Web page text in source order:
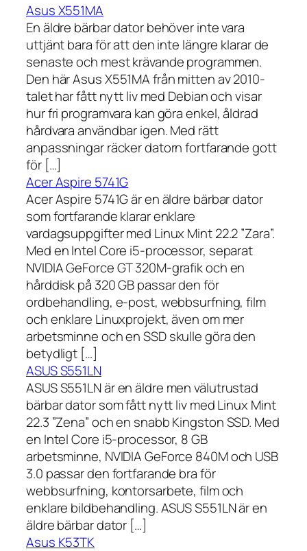
Asus X551MA
En äldre bärbar dator behöver inte vara
uttjänt bara för att den inte längre klarar de
senaste och mest krävande programmen.
Den här Asus X551MA från mitten av 2010-
talet har fått nytt liv med Debian och visar
hur fri programvara kan göra enkel, åldrad
hårdvara användbar igen. Med rätt
anpassningar räcker datorn fortfarande gott
för […]
Acer Aspire 5741G
Acer Aspire 5741G är en äldre bärbar dator
som fortfarande klarar enklare
vardagsuppgifter med Linux Mint 22.2 ”Zara”.
Med en Intel Core i5-processor, separat
NVIDIA GeForce GT 320M-grafik och en
hårddisk på 320 GB passar den för
ordbehandling, e-post, webbsurfning, film
och enklare Linuxprojekt, även om mer
arbetsminne och en SSD skulle göra den
betydligt […]
ASUS S551LN
ASUS S551LN är en äldre men välutrustad
bärbar dator som fått nytt liv med Linux Mint
22.3 ”Zena” och en snabb Kingston SSD. Med
en Intel Core i5-processor, 8 GB
arbetsminne, NVIDIA GeForce 840M och USB
3.0 passar den fortfarande bra för
webbsurfning, kontorsarbete, film och
enklare bildbehandling. ASUS S551LN är en
äldre bärbar dator […]
Asus K53TK